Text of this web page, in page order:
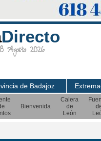
Directo
8 Agosto 2026
de Badajoz
Bienvenida
Calera
de
León